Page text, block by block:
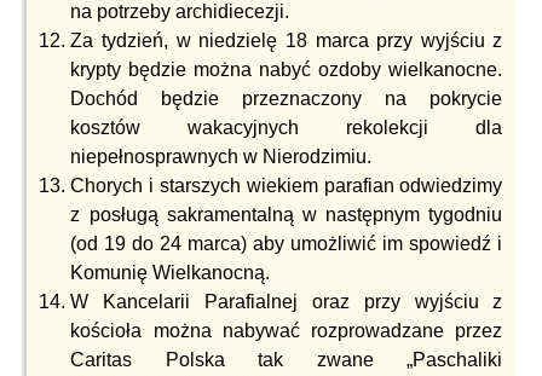
na potrzeby archidiecezji.
Za tydzień, w niedzielę 18 marca przy wyjściu z
krypty będzie można nabyć ozdoby wielkanocne.
Dochód będzie przeznaczony na pokrycie
kosztów wakacyjnych rekolekcji dla
niepełnosprawnych w Nierodzimiu.
Chorych i starszych wiekiem parafian odwiedzimy
z posługą sakramentalną w następnym tygodniu
(od 19 do 24 marca) aby umożliwić im spowiedź i
Komunię Wielkanocną.
W Kancelarii Parafialnej oraz przy wyjściu z
kościoła można nabywać rozprowadzane przez
Caritas Polska tak zwane „Paschaliki